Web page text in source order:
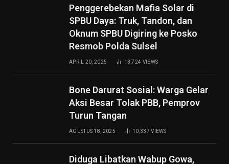
Penggerebekan Mafia Solar di
SPBU Daya: Truk, Tandon, dan
Oknum SPBU Digiring ke Posko
Resmob Polda Sulsel
APRIL 20, 2025 13,724 VIEWS
Bone Darurat Sosial: Warga Gelar
Aksi Besar Tolak PBB, Pemprov
Turun Tangan
AGUSTUS 18, 2025 10,337VIEWS
Diduga Libatkan Wabup Gowa,